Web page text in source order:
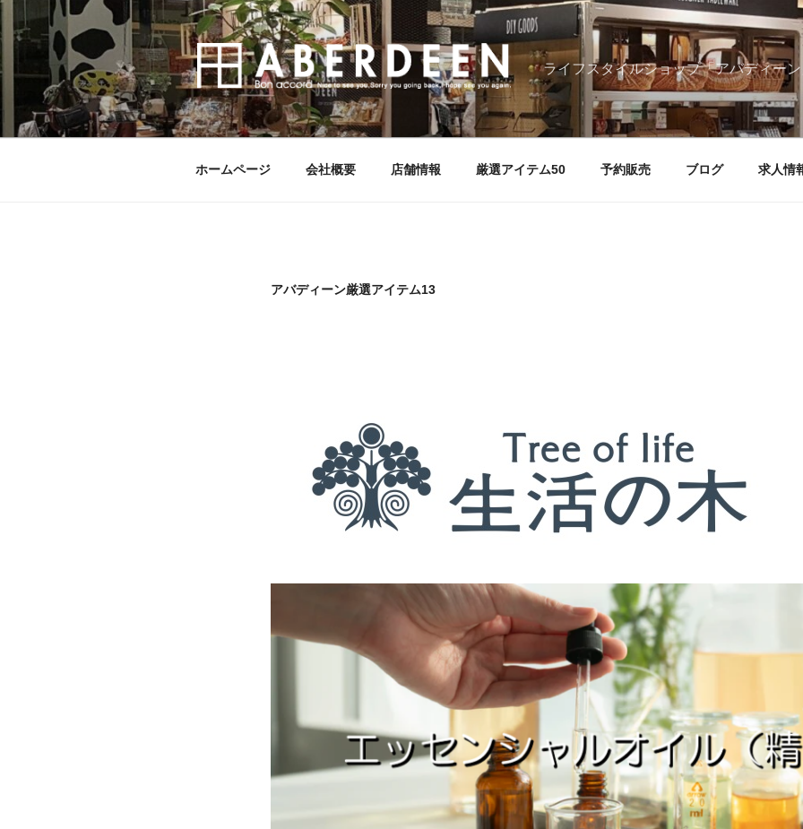
ン
ン
ス
ライフスタイルショップ「アバディー
ホームページ 会社概要 店舗情報 厳選アイテム50 予約販売 ブログ 求人情
アバディーン厳選アイテム13